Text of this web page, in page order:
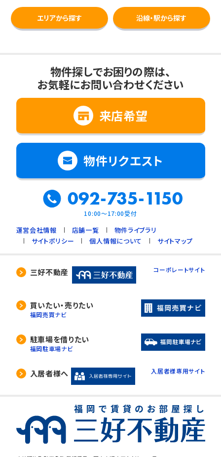
エリアから探す 沿線・駅から探す
物件探しでお困りの際は、
お気軽にお問い合わせください
来店希望
物件リクエスト
092-735-1150
10:00～17:00受付
運営会社情報 店舗一覧
物件ライブラリ
サイトポリシー
個人情報について サイトマップ
三好不動産 コーポレートサイト
買いたい・売りたい
福岡売買ナビ
駐車場を借りたい
福岡駐車場ナビ
入居者様へ 入居者様専用サイト